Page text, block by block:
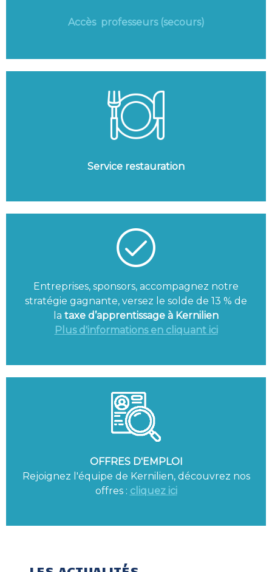
Accès professeurs (secours)
Service restauration
Entreprises, sponsors, accompagnez notre
stratégie gagnante, versez le solde de 13 % de
la taxe d’apprentissage à Kernilien
Plus d'informations en cliquant ici
OFFRES D'EMPLOI
Rejoignez l'équipe de Kernilien, découvrez nos
offres : cliquez ici